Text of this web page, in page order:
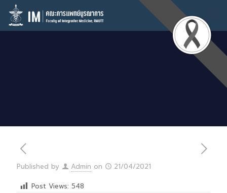
Published by Admin on 21/04/2021
Post Views: 548